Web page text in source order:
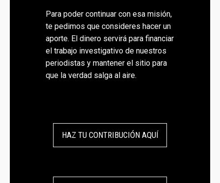
Para poder continuar con esa misión,
te pedimos que consideres hacer un
aporte. El dinero servirá para financiar
el trabajo investigativo de nuestros
periodistas y mantener el sitio para
que la verdad salga al aire.
HAZ TU CONTRIBUCIÓN AQUÍ